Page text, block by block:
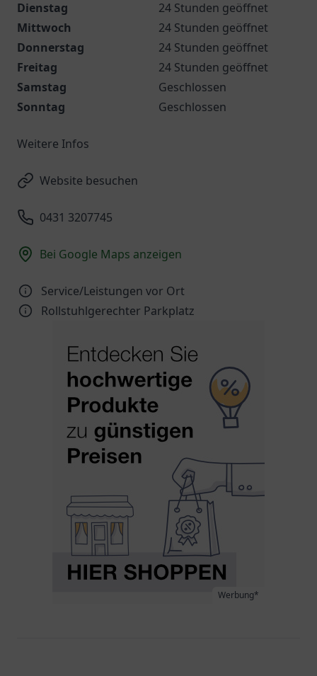
Dienstag
24 Stunden geöffnet
Mittwoch
24 Stunden geöffnet
Donnerstag
24 Stunden geöffnet
Freitag
24 Stunden geöffnet
Samstag
Geschlossen
Sonntag
Geschlossen
Weitere Infos
Website besuchen
0431 3207745
Bei Google Maps anzeigen
Service/Leistungen vor Ort
Rollstuhlgerechter Parkplatz
Werbung*